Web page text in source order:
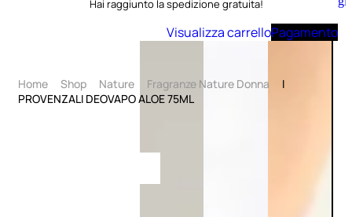
carrello
Hai raggiunto la spedizione gratuita!
Visualizza carrelloPagamento
Home Shop Nature Fragranze Nature Donna
I
PROVENZALI DEOVAPO ALOE 75ML